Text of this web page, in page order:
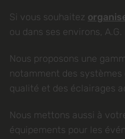
Si vous souhaitez
ou dans ses environs,
Nous proposons une
notamment des
qualité et des éclairages
Nous mettons aussi à
équipements pour les